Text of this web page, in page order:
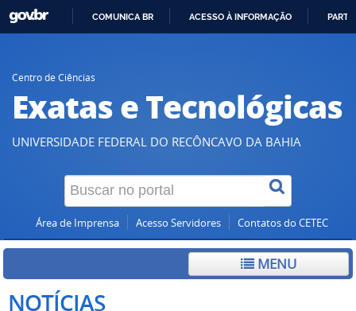
COMUNICA BR ACESSO À INFORMAÇÃO
Centro de Ciências
Exatas e Tecnológicas
UNIVERSIDADE FEDERAL DO RECÔNCAVO DA BAHIA
Área de Imprensa Acesso Servidores Contatos do CETEC
MENU
NOTÍCIAS